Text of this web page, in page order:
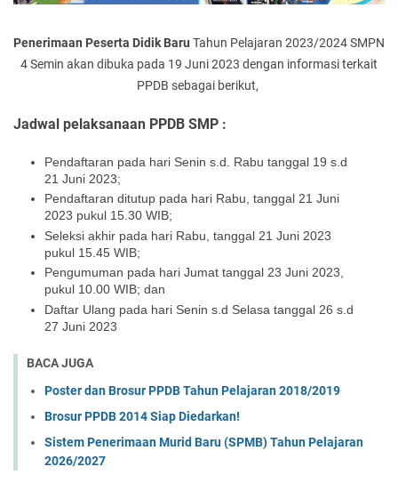
Penerimaan Peserta Didik Baru Tahun Pelajaran 2023/2024 SMPN
4 Semin akan dibuka pada 19 Juni 2023 dengan informasi terkait
PPDB sebagai berikut,
Jadwal pelaksanaan PPDB SMP :
Pendaftaran pada hari Senin s.d. Rabu tanggal 19 s.d
21 Juni 2023;
Pendaftaran ditutup pada hari Rabu, tanggal 21 Juni
2023 pukul 15.30 WIB;
Seleksi akhir pada hari Rabu, tanggal 21 Juni 2023
pukul 15.45 WIB;
Pengumuman pada hari Jumat tanggal 23 Juni 2023,
pukul 10.00 WIB; dan
Daftar Ulang pada hari Senin s.d Selasa tanggal 26 s.d
27 Juni 2023
BACA JUGA
Poster dan Brosur PPDB Tahun Pelajaran 2018/2019
Brosur PPDB 2014 Siap Diedarkan!
Sistem Penerimaan Murid Baru (SPMB) Tahun Pelajaran
2026/2027